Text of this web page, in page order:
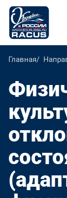
Главная